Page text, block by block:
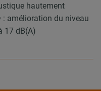
hautement
amélioration du niveau
17 dB(A)